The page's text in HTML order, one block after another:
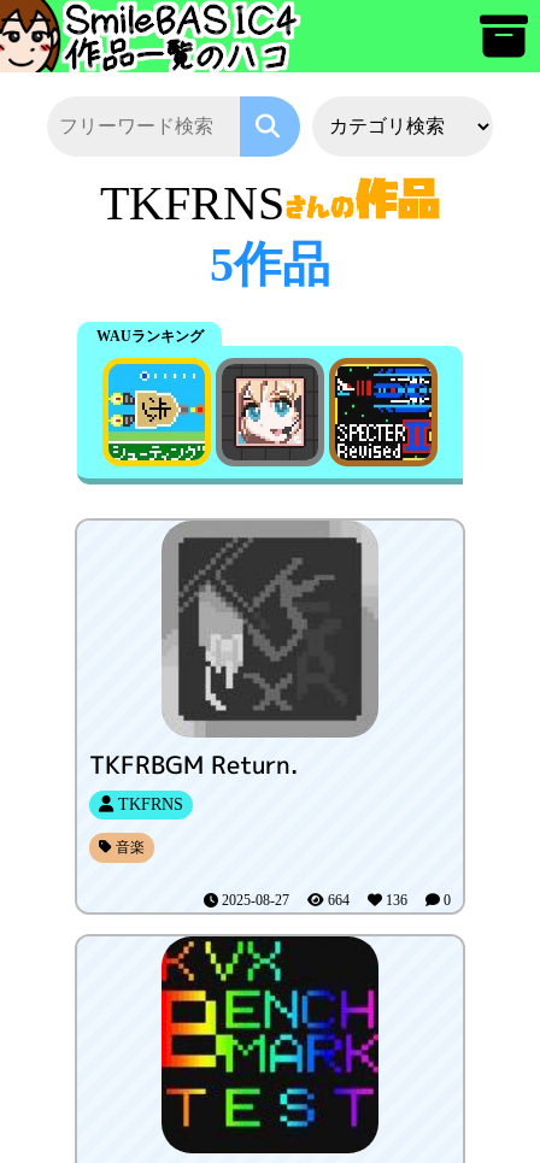
TKFRNS
5作品
WAUランキング
TKFRBGM Return.
TKFRNS
音楽
2025-08-27 664 136 0